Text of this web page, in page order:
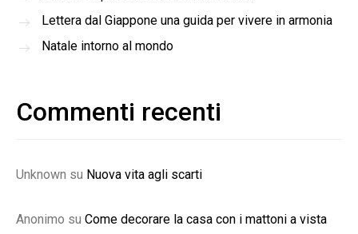
Lettera dal Giappone una guida per vivere in armonia
Natale intorno al mondo
Commenti recenti
Unknown su Nuova vita agli scarti
Anonimo su Come decorare la casa con i mattoni a vista